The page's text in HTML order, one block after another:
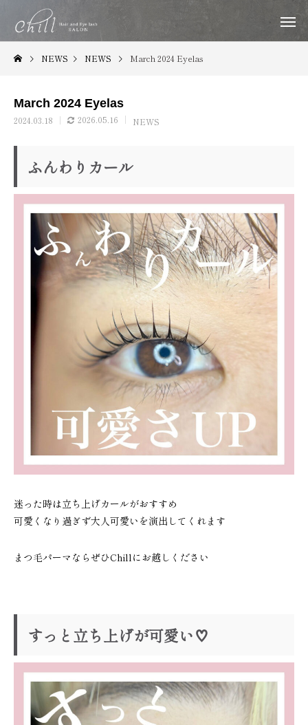
ヘアークーポン
HAIR COUPON
ヘアー通
福山で縮毛矯正するならChill｜梅雨・夏の
くせ毛と広がりを美容師が解説
福山のヘッドスパ
場｜COTAピュレ
NEWS NEWS March 2024 Eyelas
March 2024 Eyelas
2024.03.18 2026.05.16 NEWS
ふんわりカール
迷った時は立ち上げカールがおすすめ
可愛くなり過ぎず大人可愛いを演出してくれます
まつ毛パーマならぜひChillにお越しください
すっと立ち上げが可愛い♡